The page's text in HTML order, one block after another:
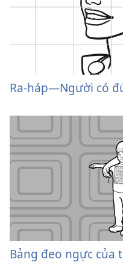
Ra-háp​—Người có
Bảng đeo ngực của